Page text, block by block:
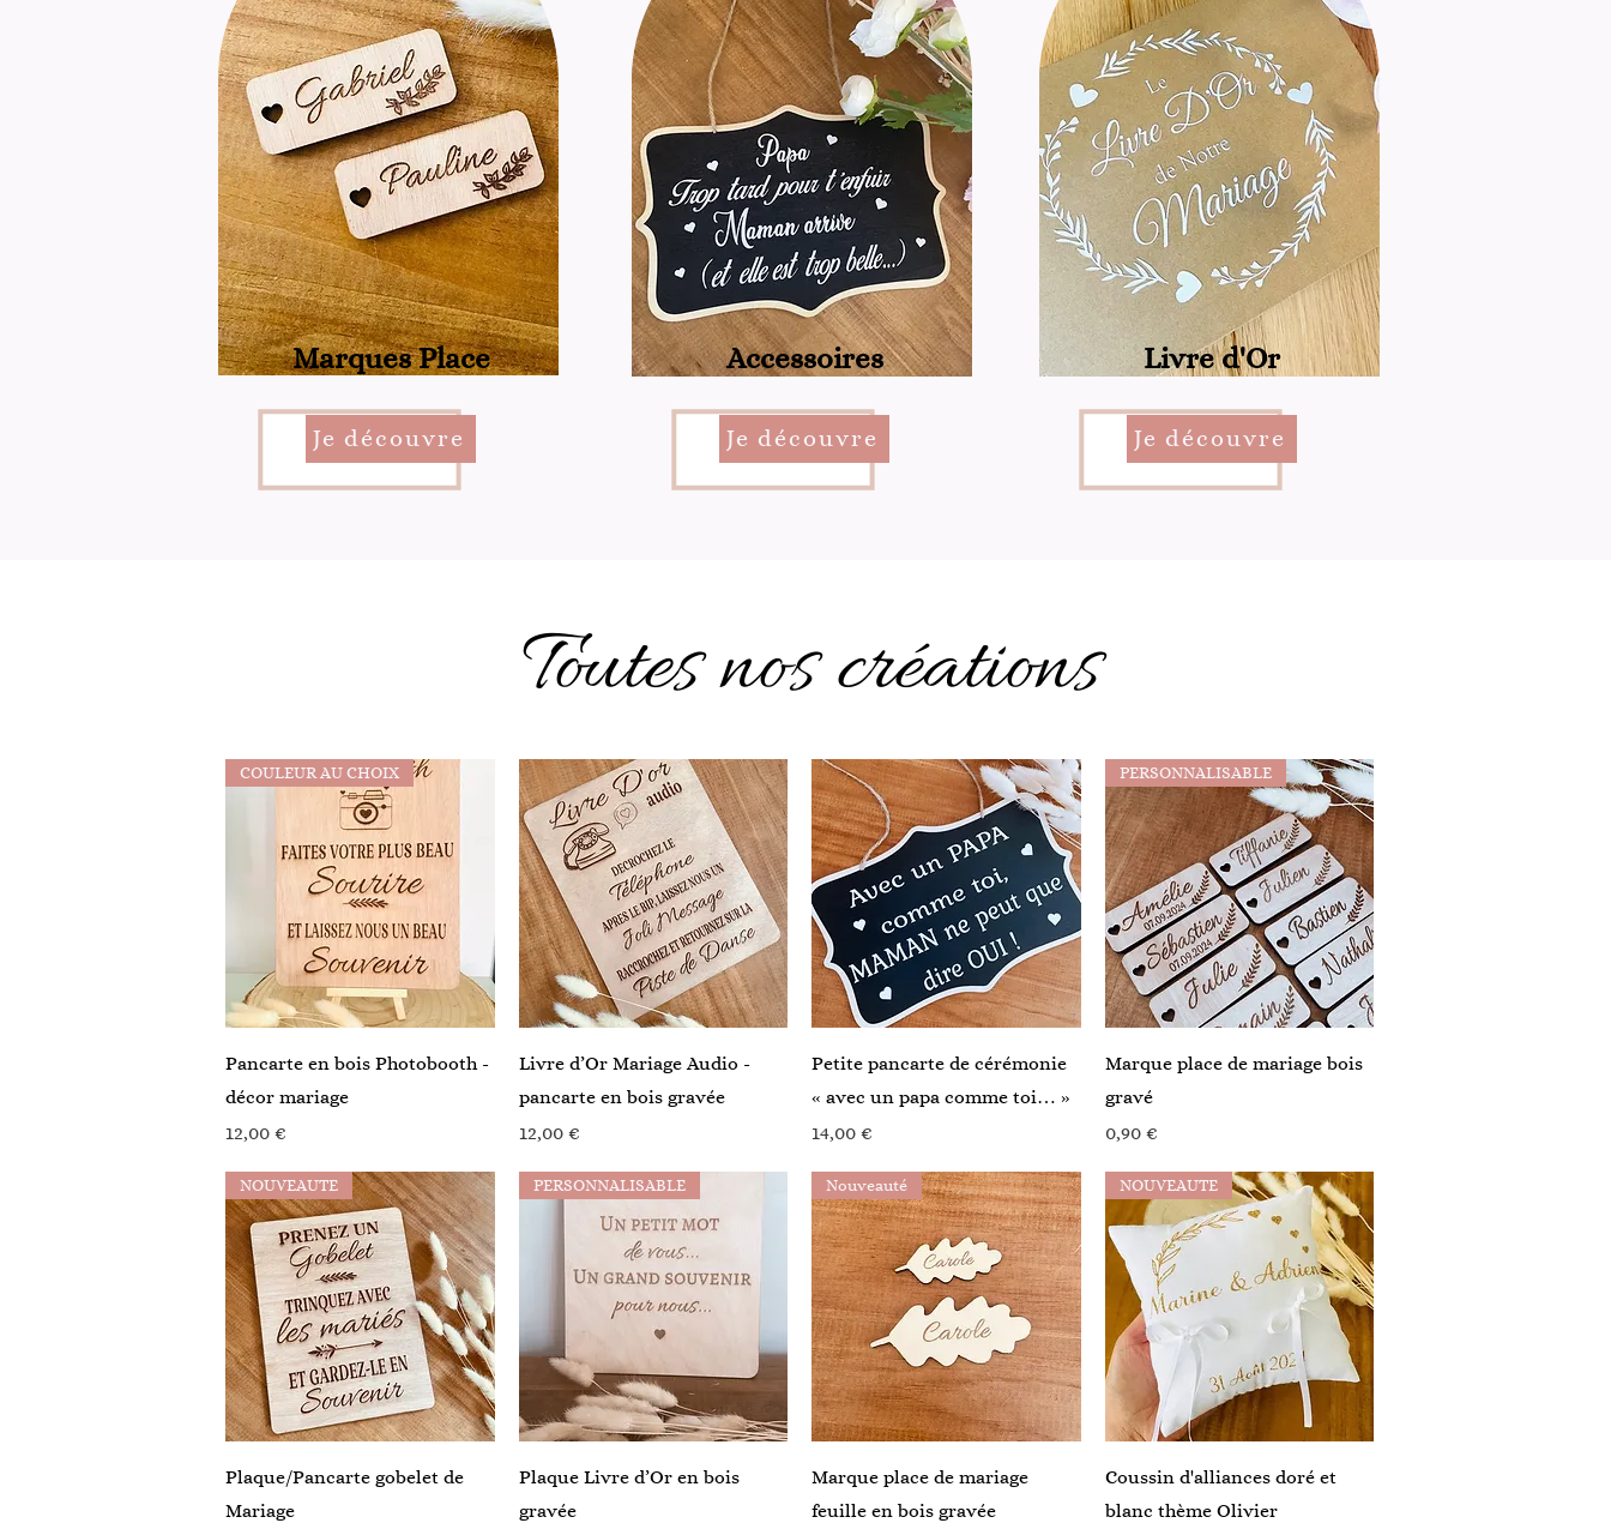
Marques Place
Je découvre
Accessoires
Je découvre
Livre d'Or
Je découvre
Toutes nos créations
Aperçu rapide
COULEUR AU CHOIX
Pancarte en bois Photobooth -
décor mariage
Prix
12,00 €
Aperçu rapide
Livre d’Or Mariage Audio -
pancarte en bois gravée
Prix
12,00 €
Aperçu rapide
Petite pancarte de cérémonie
« avec un papa comme toi… »
Prix
14,00 €
Aperçu rapide
PERSONNALISABLE
Marque place de mariage bois
gravé
Prix
0,90 €
Aperçu rapide
NOUVEAUTE
Plaque/Pancarte gobelet de
Mariage
Aperçu rapide
PERSONNALISABLE
Plaque Livre d’Or en bois
gravée
Aperçu rapide
Nouveauté
Marque place de mariage
feuille en bois gravée
Aperçu rapide
NOUVEAUTE
Coussin d'alliances doré et
blanc thème Olivier